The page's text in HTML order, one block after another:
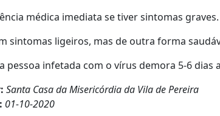
médica imediata se tiver sintomas
sintomas ligeiros, mas de outra forma
pessoa infetada com o vírus demora 5-6
Santa Casa da Misericórdia da Vila de Pereira
01-10-2020